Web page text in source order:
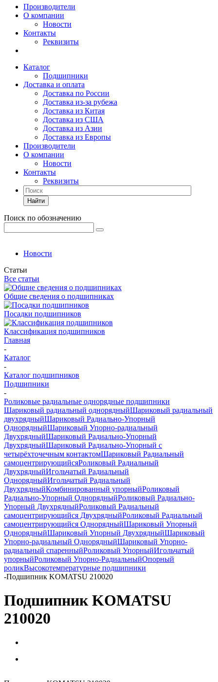
Производители
О компании
Новости
Контакты
Реквизиты
Каталог
Подшипники
Доставка и оплата
Доставка по России
Доставка из-за рубежа
Доставка из Китая
Доставка из США
Доставка из Азии
Доставка из Европы
Производители
О компании
Новости
Контакты
Реквизиты
Найти
Поиск по обозначению
Новости
Статьи
Все статьи
Общие сведения о подшипниках
Посадки подшипников
Классификация подшипников
Главная
-
Каталог
-
Каталог подшипников
Подшипники
-
Роликовые радиальные однорядные подшипники
Шариковый радиальный однорядныйШариковый радиальный
двухрядныйШариковый Радиально-Упорный
ОднорядныйШариковый Упорно-радиальный
ДвухрядныйШариковый Радиально-Упорный
ДвухрядныйШариковый Радиально-Упорный с
четырёхточечным контактомШариковый Радиальный
самоцентрирующийсяРоликовый Радиальный
ДвухрядныйИгольчатый Радиальный
ОднорядныйИгольчатый Радиальный
ДвухрядныйКомбинированный упорныйРоликовый
Радиально-Упорный ОднорядныйРоликовый Радиально-
Упорный ДвухрядныйРоликовый Радиальный
самоцентрирующийся ДвухрядныйРоликовый Радиальный
самоцентрирующийся ОднорядныйШариковый Упорный
ОднорядныйШариковый Упорный ДвухрядныйШариковый
Упорно-радиальный ОднорядныйШариковый Упорно-
радиальный спаренныйРоликовый УпорныйИгольчатый
упорныйРоликовый Упорно-РадиальныйОпорный
роликВысокотемпературные подшипники
-Подшипник KOMATSU 210020
Подшипник KOMATSU
210020